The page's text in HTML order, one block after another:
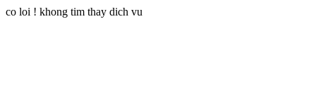
co loi ! khong tim thay dich vu